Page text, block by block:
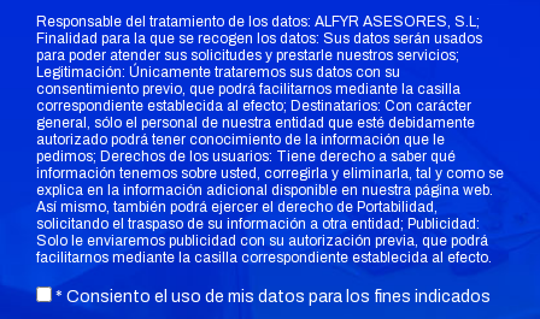
Responsable del tratamiento de los datos: ALFYR ASESORES, S.L;
Finalidad para la que se recogen los datos: Sus datos serán usados
para poder atender sus solicitudes y prestarle nuestros servicios;
Legitimación: Únicamente trataremos sus datos con su
consentimiento previo, que podrá facilitarnos mediante la casilla
correspondiente establecida al efecto; Destinatarios: Con carácter
general, sólo el personal de nuestra entidad que esté debidamente
autorizado podrá tener conocimiento de la información que le
pedimos; Derechos de los usuarios: Tiene derecho a saber qué
información tenemos sobre usted, corregirla y eliminarla, tal y como se
explica en la información adicional disponible en nuestra página web.
Así mismo, también podrá ejercer el derecho de Portabilidad,
solicitando el traspaso de su información a otra entidad; Publicidad:
Solo le enviaremos publicidad con su autorización previa, que podrá
facilitarnos mediante la casilla correspondiente establecida al efecto.
* Consiento el uso de mis datos para los fines indicados